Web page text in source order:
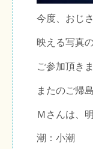
今度、おじ
映える写真
ご参加頂き
またのご帰
Ｍさんは、
潮：小潮